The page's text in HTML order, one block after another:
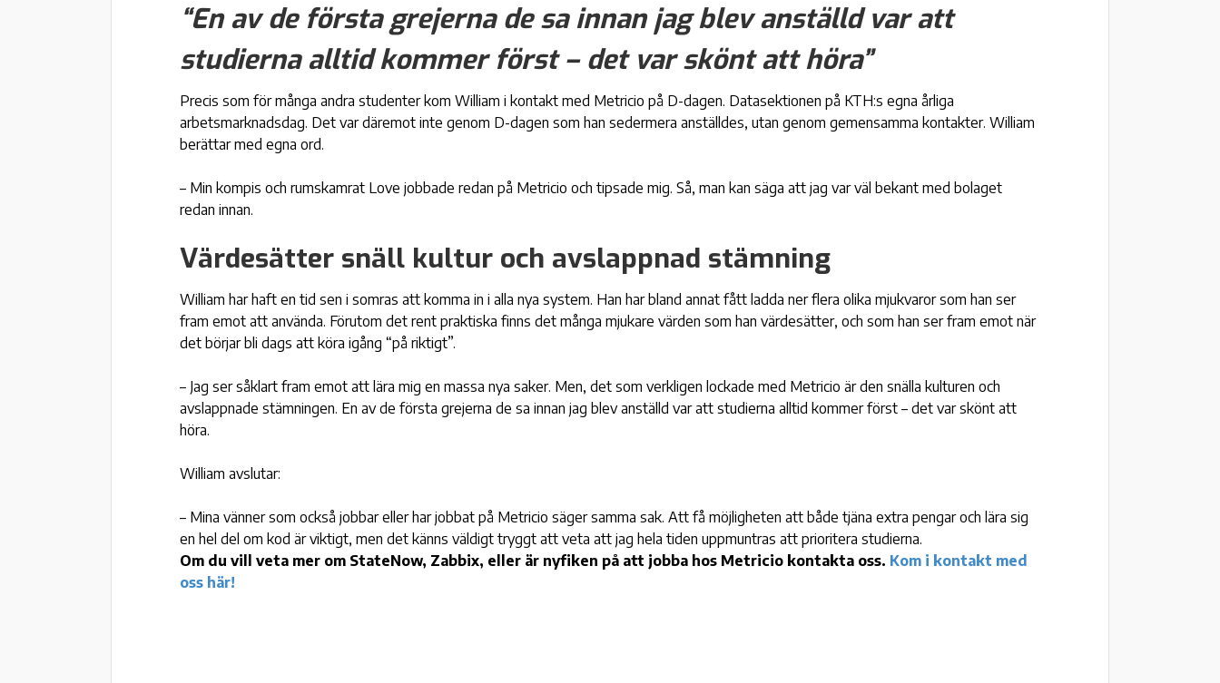
“En av de första grejerna de sa innan jag blev anställd var att
studierna alltid kommer först – det var skönt att höra”
Precis som för många andra studenter kom William i kontakt med Metricio på D-dagen. Datasektionen på KTH:s egna årliga
arbetsmarknadsdag. Det var däremot inte genom D-dagen som han sedermera anställdes, utan genom gemensamma kontakter. William
berättar med egna ord.
– Min kompis och rumskamrat Love jobbade redan på Metricio och tipsade mig. Så, man kan säga att jag var väl bekant med bolaget
redan innan.
Värdesätter snäll kultur och avslappnad stämning
William har haft en tid sen i somras att komma in i alla nya system. Han har bland annat fått ladda ner flera olika mjukvaror som han ser
fram emot att använda. Förutom det rent praktiska finns det många mjukare värden som han värdesätter, och som han ser fram emot när
det börjar bli dags att köra igång “på riktigt”.
– Jag ser såklart fram emot att lära mig en massa nya saker. Men, det som verkligen lockade med Metricio är den snälla kulturen och
avslappnade stämningen. En av de första grejerna de sa innan jag blev anställd var att studierna alltid kommer först – det var skönt att
höra.
William avslutar:
– Mina vänner som också jobbar eller har jobbat på Metricio säger samma sak. Att få möjligheten att både tjäna extra pengar och lära sig
en hel del om kod är viktigt, men det känns väldigt tryggt att veta att jag hela tiden uppmuntras att prioritera studierna.
Om du vill veta mer om StateNow, Zabbix, eller är nyfiken på att jobba hos Metricio kontakta oss. Kom i kontakt med
oss här!